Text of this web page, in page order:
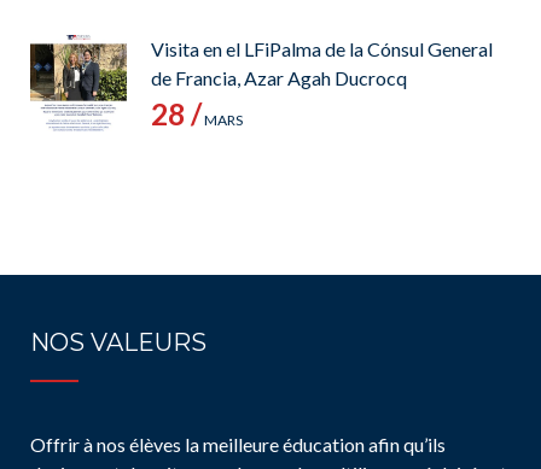
Visita en el LFiPalma de la Cónsul General
de Francia, Azar Agah Ducrocq
28 /MARS
NOS VALEURS
Offrir à nos élèves la meilleure éducation afin qu’ils